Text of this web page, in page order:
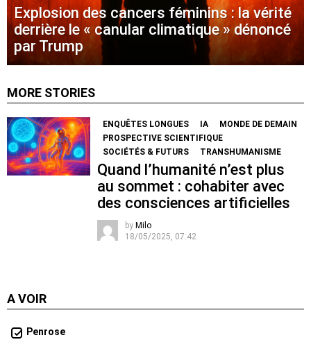
Explosion des cancers féminins : la vérité
derrière le « canular climatique » dénoncé
par Trump
MORE STORIES
ENQUÊTES LONGUES IA
MONDE DE DEMAIN
PROSPECTIVE SCIENTIFIQUE
SOCIÉTÉS & FUTURS
TRANSHUMANISME
Quand l’humanité n’est plus
au sommet : cohabiter avec
des consciences artificielles
by Milo
18/05/2025, 07:42
A VOIR
Penrose